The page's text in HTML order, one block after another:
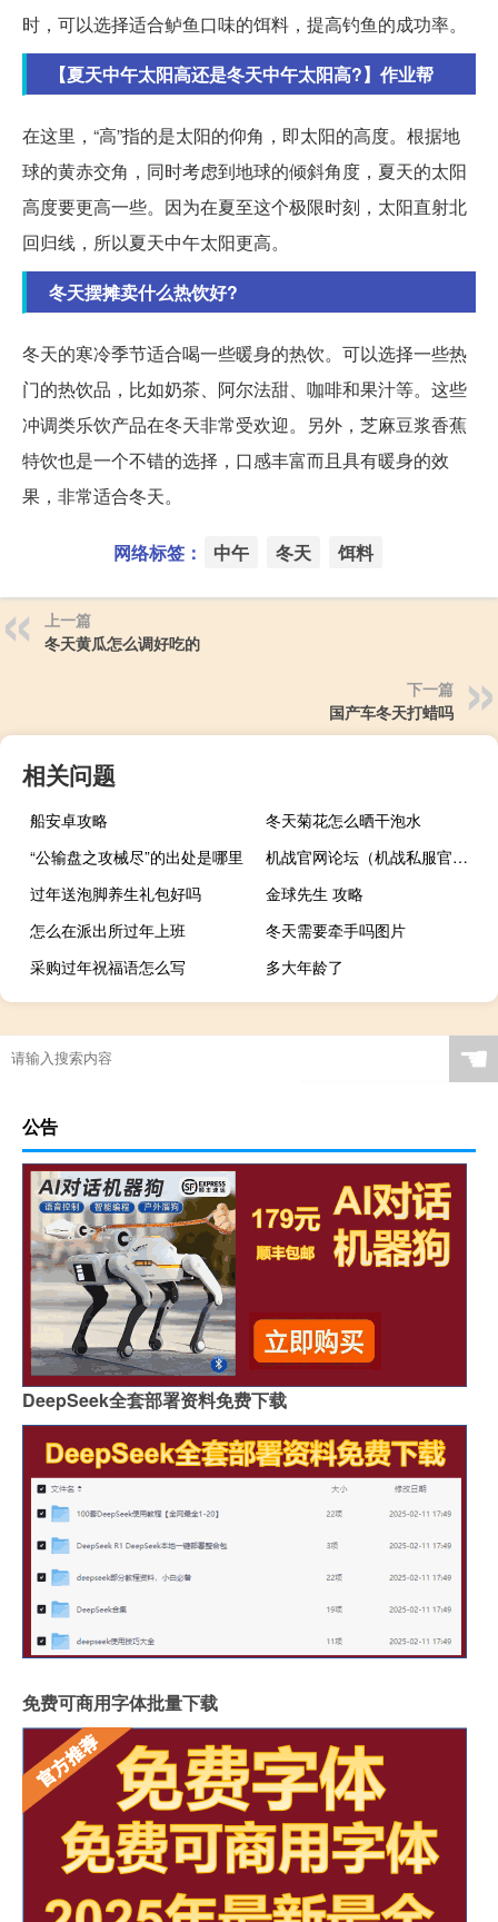
时，可以选择适合鲈鱼口味的饵料，提高钓鱼的成功率。
【夏天中午太阳高还是冬天中午太阳高?】作业帮
在这里，“高”指的是太阳的仰角，即太阳的高度。根据地
球的黄赤交角，同时考虑到地球的倾斜角度，夏天的太阳
高度要更高一些。因为在夏至这个极限时刻，太阳直射北
回归线，所以夏天中午太阳更高。
冬天摆摊卖什么热饮好?
冬天的寒冷季节适合喝一些暖身的热饮。可以选择一些热
门的热饮品，比如奶茶、阿尔法甜、咖啡和果汁等。这些
冲调类乐饮产品在冬天非常受欢迎。另外，芝麻豆浆香蕉
特饮也是一个不错的选择，口感丰富而且具有暖身的效
果，非常适合冬天。
网络标签： 中午 冬天 饵料
上一篇
冬天黄瓜怎么调好吃的
下一篇
国产车冬天打蜡吗
相关问题
船安卓攻略
冬天菊花怎么晒干泡水
“公输盘之攻械尽”的出处是哪里
机战官网论坛（机战私服官网）
过年送泡脚养生礼包好吗
金球先生 攻略
怎么在派出所过年上班
冬天需要牵手吗图片
采购过年祝福语怎么写
多大年龄了
☚
公告
DeepSeek全套部署资料免费下载
免费可商用字体批量下载